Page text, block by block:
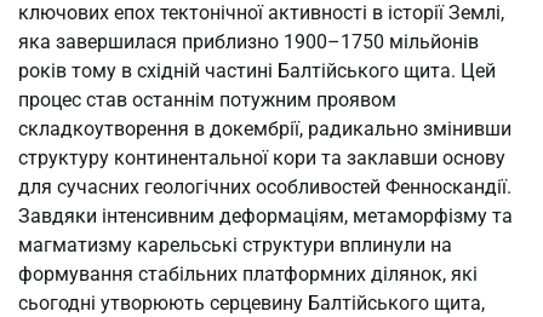
ключових епох тектонічної активності в історії Землі,
яка завершилася приблизно 1900–1750 мільйонів
років тому в східній частині Балтійського щита. Цей
процес став останнім потужним проявом
складкоутворення в докембрії, радикально змінивши
структуру континентальної кори та заклавши основу
для сучасних геологічних особливостей Фенноскандії.
Завдяки інтенсивним деформаціям, метаморфізму та
магматизму карельські структури вплинули на
формування стабільних платформних ділянок, які
сьогодні утворюють серцевину Балтійського щита,